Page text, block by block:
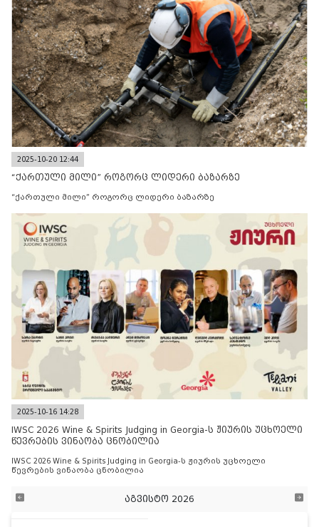
2025-10-20 12:44
“ქართული მილი” როგორც ლიდერი ბაზარზე
“ქართული მილი” როგორც ლიდერი ბაზარზე
2025-10-16 14:28
IWSC 2026 Wine & Spirits Judging in Georgia-ს ჟიურის უცხოელი
წევრების ვინაობა ცნობილია
IWSC 2026 Wine & Spirits Judging in Georgia-ს ჟიურის უცხოელი
წევრების ვინაობა ცნობილია
აგვისტო 2026